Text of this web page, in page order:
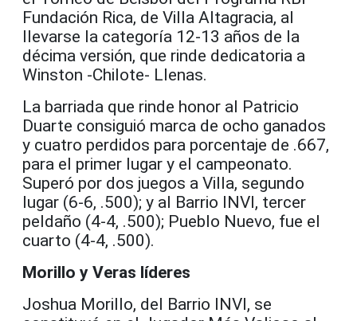
Fundación Rica, de Villa Altagracia, al
llevarse la categoría 12-13 años de la
décima versión, que rinde dedicatoria a
Winston -Chilote- Llenas.
La barriada que rinde honor al Patricio
Duarte consiguió marca de ocho ganados
y cuatro perdidos para porcentaje de .667,
para el primer lugar y el campeonato.
Superó por dos juegos a Villa, segundo
lugar (6-6, .500); y al Barrio INVI, tercer
peldaño (4-4, .500); Pueblo Nuevo, fue el
cuarto (4-4, .500).
Morillo y Veras líderes
Joshua Morillo, del Barrio INVI, se